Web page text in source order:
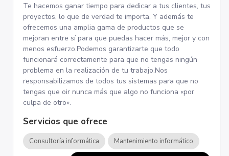
Te hacemos ganar tiempo para dedicar a tus clientes, tus
proyectos, lo que de verdad te importa. Y además te
ofrecemos una amplia gama de productos que se
mejoran entre sí para que puedas hacer más, mejor y con
menos esfuerzo.Podemos garantizarte que todo
funcionará correctamente para que no tengas ningún
problema en la realización de tu trabajo.Nos
responsabilizamos de todos tus sistemas para que no
tengas que oir nunca más que algo no funciona «por
culpa de otro».
Servicios que ofrece
Consultoría informática Mantenimiento informático